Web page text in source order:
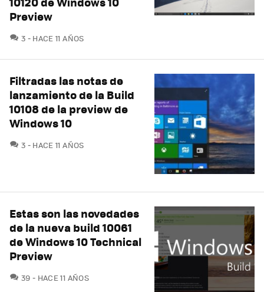
Preview
3 COMENTARIOS
HACE 11 AÑOS
Filtradas las notas de
lanzamiento de la Build
10108 de la preview de
Windows 10
3 COMENTARIOS
HACE 11 AÑOS
Estas son las novedades
de la nueva build 10061
de Windows 10 Technical
Preview
39 COMENTARIOS
HACE 11 AÑOS